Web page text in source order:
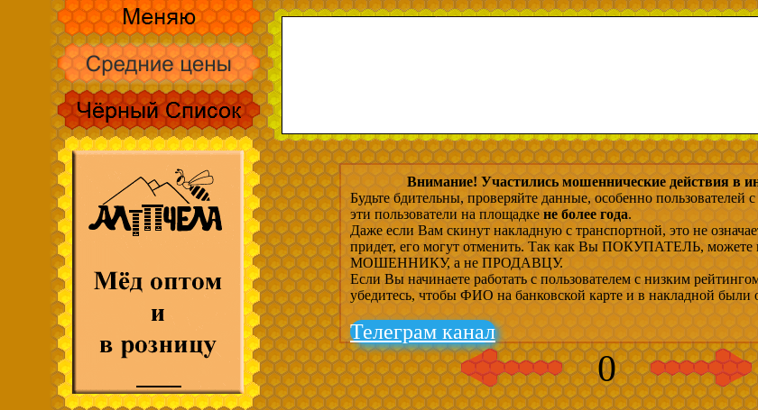
Внимание! Участились мошеннические действия в
Будьте бдительны, проверяйте данные, особенно пользователей с
эти пользователи на площадке не более года.
Даже если Вам скинут накладную с транспортной, это не
придет, его могут отменить. Так как Вы ПОКУПАТЕЛЬ, можете
МОШЕННИКУ, а не ПРОДАВЦУ.
Если Вы начинаете работать с пользователем с низким
убедитесь, чтобы ФИО на банковской карте и в накладной были
Телеграм канал
0